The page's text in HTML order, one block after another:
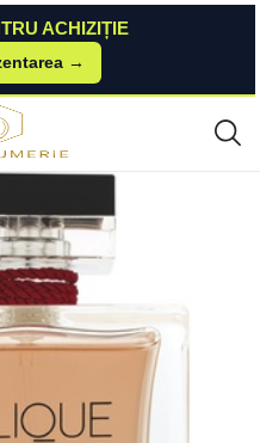
ACHIZIȚIE
→
femei 100 ml Lalique